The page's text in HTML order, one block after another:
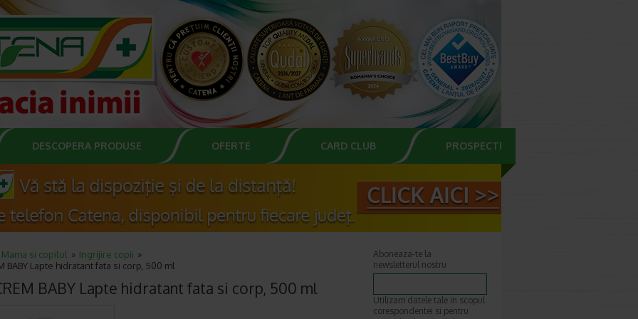
DESCOPERA PRODUSE OFERTE CARD CLUB PROSPECTE
Mama si copilul
Ingrijire copii
BABY Lapte hidratant fata si corp, 500 ml
BABY Lapte hidratant fata si corp, 500 ml
Aboneaza-te la
newsletterul nostru
Utilizam datele tale in scopul
corespondentei si pentru